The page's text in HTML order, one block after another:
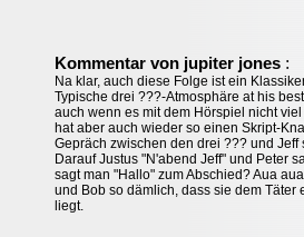
Kommentar von jupiter jones :
Na klar, auch diese Folge ist ein
Typische drei ???-Atmosphäre at his
auch wenn es mit dem Hörspiel nicht
hat aber auch wieder so einen Skript-
Gepräch zwischen den drei ??? und Jeff
Darauf Justus "N'abend Jeff" und Peter
sagt man "Hallo" zum Abschied? Aua
und Bob so dämlich, dass sie dem Täter
liegt.